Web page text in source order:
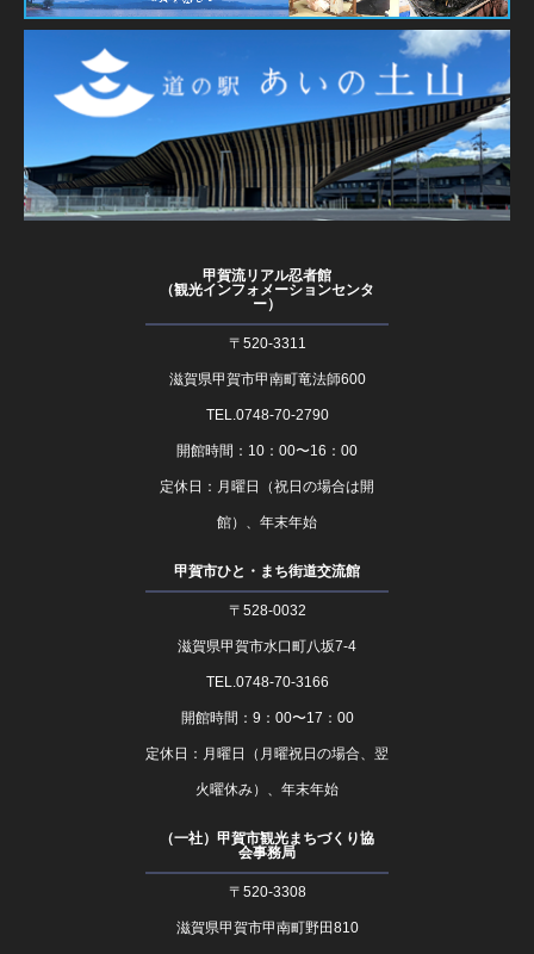
甲賀流リアル忍者館
（観光インフォメーションセンタ
ー）
〒520-3311
滋賀県甲賀市甲南町竜法師600
TEL.0748-70-2790
開館時間：10：00〜16：00
定休日：月曜日（祝日の場合は開
館）、年末年始
甲賀市ひと・まち街道交流館
〒528-0032
滋賀県甲賀市水口町八坂7-4
TEL.0748-70-3166
開館時間：9：00〜17：00
定休日：月曜日（月曜祝日の場合、翌
火曜休み）、年末年始
（一社）甲賀市観光まちづくり協
会事務局
〒520-3308
滋賀県甲賀市甲南町野田810